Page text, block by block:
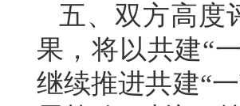
五、双方高度
果，将以共建“
继续推进共建“